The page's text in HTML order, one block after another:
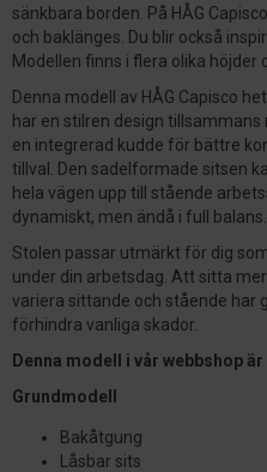
sänkbara borden. På HÅG
och baklänges. Du blir också
Modellen finns i flera olika höjder
Denna modell av HÅG Capisco
har en stilren design
en integrerad kudde för bättre
tillval. Den sadelformade sitsen
hela vägen upp till stående
dynamiskt, men ändå i full balans.
Stolen passar utmärkt för dig
under din arbetsdag. Att sitta
variera sittande och stående har
förhindra vanliga skador.
Denna modell i vår webbshop
Grundmodell
Bakåtgung
Låsbar sits